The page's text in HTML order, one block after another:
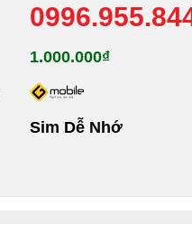
1.000.000₫
Sim Dễ Nhớ